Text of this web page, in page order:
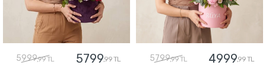
5999,99 TL 5799,99 TL 5799,99 TL 4999,99 TL